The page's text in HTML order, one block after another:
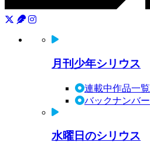
月刊少年シリウス
連載中作品一覧
バックナンバー
水曜日のシリウス